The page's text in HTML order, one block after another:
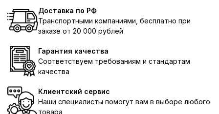
Доставка по РФ
Транспортными компаниями, бесплатно при
заказе от 20 000 рублей
Гарантия качества
Соответствуем требованиям и стандартам
качества
Клиентский сервис
Наши специалисты помогут вам в выборе любого
товара